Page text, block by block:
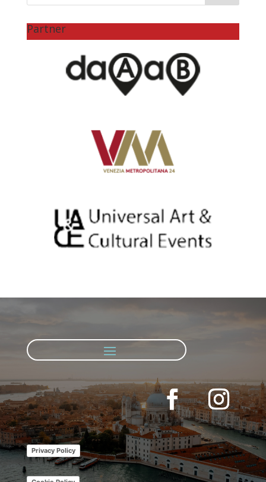
Partner
Privacy Policy